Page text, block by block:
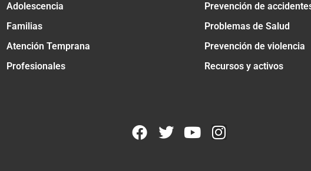
Adolescencia
Familias
Atención Temprana
Profesionales
Prevención de
Problemas de Salud
Prevención de violencia
Recursos y activos